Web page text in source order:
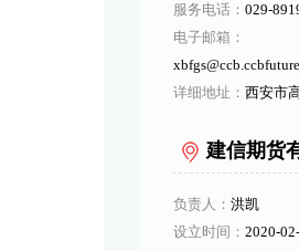
服务电话： 029-
电子邮箱：
详细地址： 西安市
建信期货
负责人： 洪凯
设立时间： 2020-